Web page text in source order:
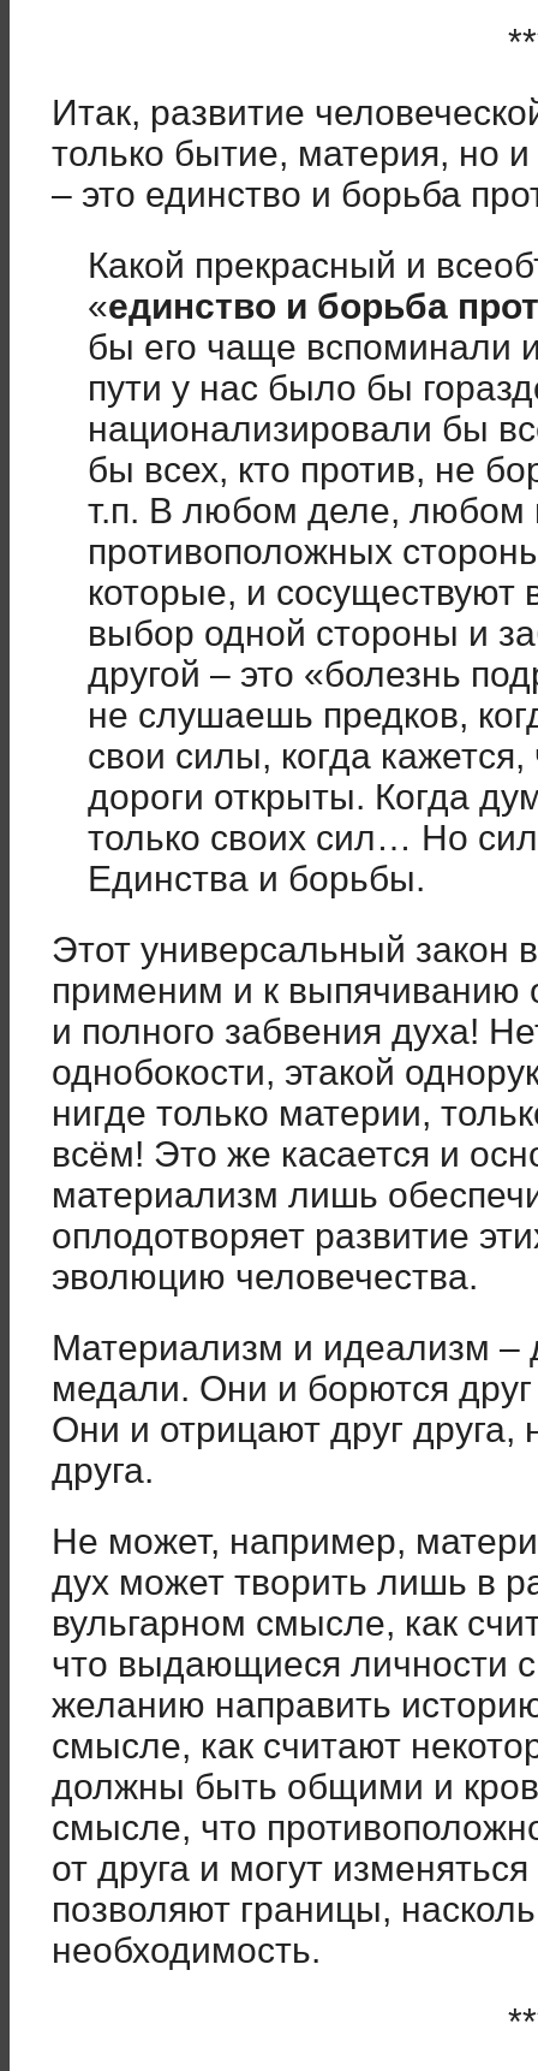
Итак, развитие
только бытие, материя, но
– это единство и борьба
Какой прекрасный и
«единство и борьба
бы его чаще вспоминали
пути у нас было бы
национализировали бы
бы всех, кто против, не
т.п. В любом деле, любом
противоположных
которые, и сосуществуют
выбор одной стороны и
другой – это «болезнь
не слушаешь предков,
свои силы, когда кажется,
дороги открыты. Когда
только своих сил… Но
Единства и борьбы.
Этот универсальный закон
применим и к выпячиванию
и полного забвения духа!
однобокости, этакой
нигде только материи,
всём! Это же касается и
материализм лишь
оплодотворяет развитие
эволюцию человечества.
Материализм и идеализм –
медали. Они и борются
Они и отрицают друг друга,
друга.
Не может, например,
дух может творить лишь в
вульгарном смысле, как
что выдающиеся личности
желанию направить
смысле, как считают
должны быть общими и
смысле, что
от друга и могут
позволяют границы,
необходимость.